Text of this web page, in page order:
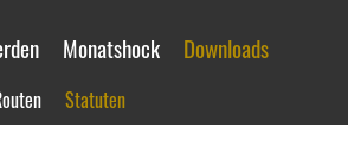
Monatshock Downloads
Statuten